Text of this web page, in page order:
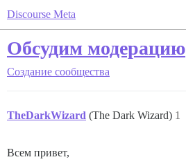
Discourse Meta
Обсудим модерацию
Создание сообщества
TheDarkWizard (The Dark Wizard) 1
Всем привет,